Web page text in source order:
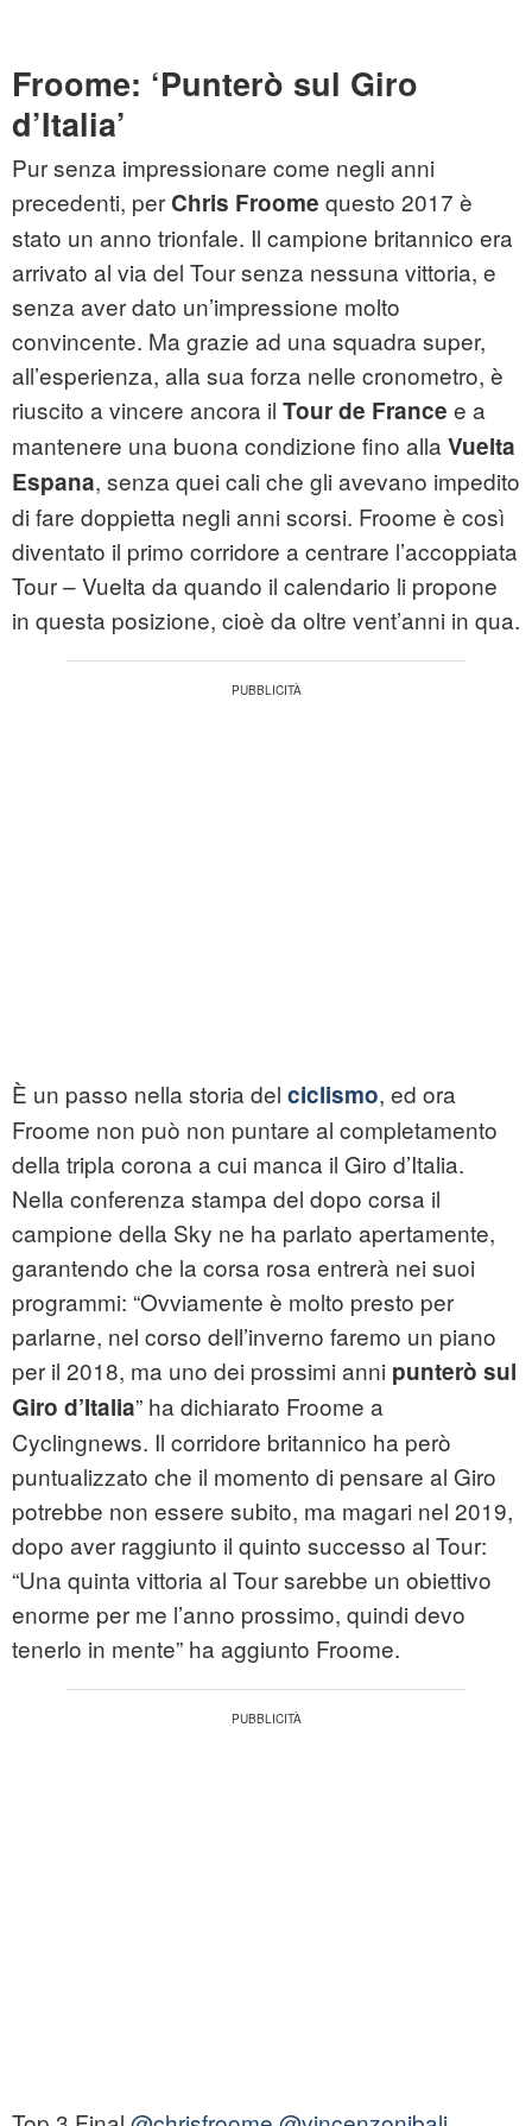
Froome: ‘Punterò sul Giro
d’Italia’
Pur senza impressionare come negli anni
precedenti, per Chris Froome questo 2017 è
stato un anno trionfale. Il campione britannico era
arrivato al via del Tour senza nessuna vittoria, e
senza aver dato un’impressione molto
convincente. Ma grazie ad una squadra super,
all’esperienza, alla sua forza nelle cronometro, è
riuscito a vincere ancora il Tour de France e a
mantenere una buona condizione fino alla Vuelta
Espana, senza quei cali che gli avevano impedito
di fare doppietta negli anni scorsi. Froome è così
diventato il primo corridore a centrare l’accoppiata
Tour – Vuelta da quando il calendario li propone
in questa posizione, cioè da oltre vent’anni in qua.
È un passo nella storia del ciclismo, ed ora
Froome non può non puntare al completamento
della tripla corona a cui manca il Giro d’Italia.
Nella conferenza stampa del dopo corsa il
campione della Sky ne ha parlato apertamente,
garantendo che la corsa rosa entrerà nei suoi
programmi: “Ovviamente è molto presto per
parlarne, nel corso dell’inverno faremo un piano
per il 2018, ma uno dei prossimi anni punterò sul
Giro d’Italia” ha dichiarato Froome a
Cyclingnews. Il corridore britannico ha però
puntualizzato che il momento di pensare al Giro
potrebbe non essere subito, ma magari nel 2019,
dopo aver raggiunto il quinto successo al Tour:
“Una quinta vittoria al Tour sarebbe un obiettivo
enorme per me l’anno prossimo, quindi devo
tenerlo in mente” ha aggiunto Froome.